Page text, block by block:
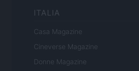
ITALIA
Casa Magazine
Cineverse Magazine
Donne Magazine